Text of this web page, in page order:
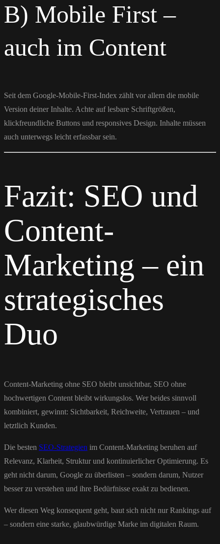
B) Mobile First –
auch im Content
Seit dem Google-Mobile-First-Index zählt vor allem die mobile
Version deiner Inhalte. Achte auf lesbare Schriftgrößen,
klickfreundliche Buttons und responsives Design. Inhalte müssen
auch unterwegs leicht erfassbar sein.
Fazit: SEO und
Content-
Marketing – ein
strategisches
Duo
Content-Marketing ohne SEO bleibt unsichtbar, SEO ohne
hochwertigen Content bleibt wirkungslos. Wer beides sinnvoll
kombiniert, gewinnt: Sichtbarkeit, Reichweite, Vertrauen – und
letztlich Kunden.
Die besten SEO-Strategien im Content-Marketing beruhen auf
Relevanz, Klarheit, Struktur und kontinuierlicher Optimierung. Es
geht nicht darum, Google zu überlisten – sondern darum, Nutzer
besser zu verstehen und ihre Bedürfnisse exakt zu bedienen.
Wer diesen Weg konsequent geht, baut sich nicht nur Rankings auf
– sondern eine starke, glaubwürdige Marke im digitalen Raum.